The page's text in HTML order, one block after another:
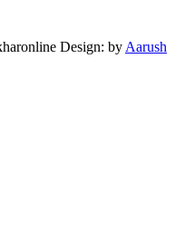
Design: byAarush